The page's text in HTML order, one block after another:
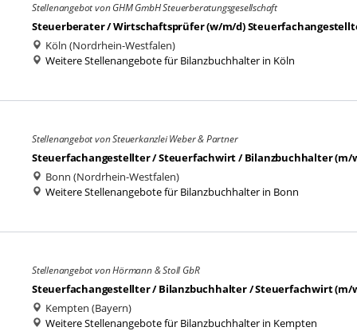
Stellenangebot von GHM GmbH Steuerberatungsgesellschaft
Steuerberater / Wirtschaftsprüfer (w/m/d)
Köln (Nordrhein-Westfalen)
Weitere Stellenangebote für Bilanzbuchhalter in Köln
Stellenangebot von Steuerkanzlei Weber & Partner
Steuerfachangestellter / Steuerfachwirt / Bilanzbuchhalter (m/
Bonn (Nordrhein-Westfalen)
Weitere Stellenangebote für Bilanzbuchhalter in Bonn
Stellenangebot von Hörmann & Stoll GbR
Steuerfachangestellter / Bilanzbuchhalter / Steuerfachwirt (m/
Kempten (Bayern)
Weitere Stellenangebote für Bilanzbuchhalter in Kempten